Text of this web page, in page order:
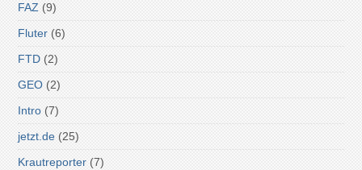
FAZ (9)
Fluter (6)
FTD (2)
GEO (2)
Intro (7)
jetzt.de (25)
Krautreporter (7)